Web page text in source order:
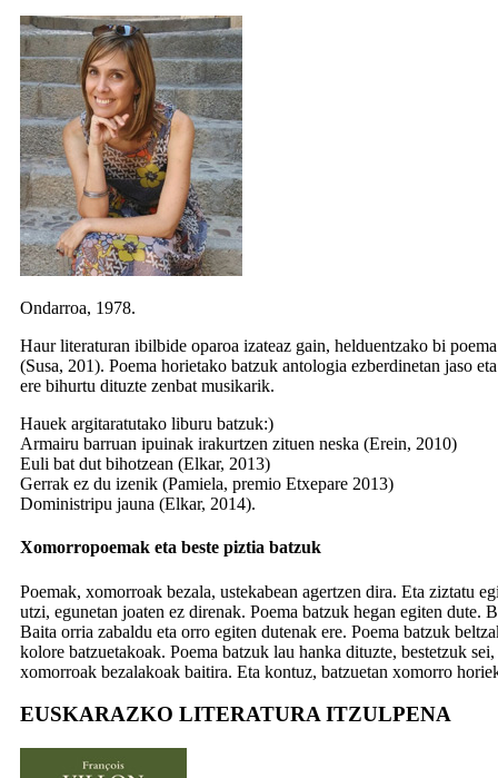
Ondarroa, 1978.
Haur literaturan ibilbide oparoa izateaz gain, helduentzako bi
(Susa, 201). Poema horietako batzuk antologia ezberdinetan jaso
ere bihurtu dituzte zenbat musikarik.
Hauek argitaratutako liburu batzuk:)
Armairu barruan ipuinak irakurtzen zituen neska (Erein, 2010)
Euli bat dut bihotzean (Elkar, 2013)
Gerrak ez du izenik (Pamiela, premio Etxepare 2013)
Doministripu jauna (Elkar, 2014).
Xomorropoemak eta beste piztia batzuk
Poemak, xomorroak bezala, ustekabean agertzen dira. Eta ziztatu
utzi, egunetan joaten ez direnak. Poema batzuk hegan egiten dute.
Baita orria zabaldu eta orro egiten dutenak ere. Poema batzuk
kolore batzuetakoak. Poema batzuk lau hanka dituzte, bestetzuk
xomorroak bezalakoak baitira. Eta kontuz, batzuetan xomorro
EUSKARAZKO LITERATURA ITZULPENA